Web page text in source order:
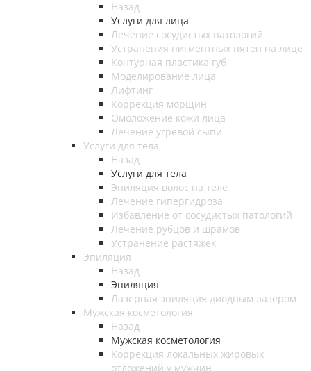
Назад
Услуги для лица
Лечение сосудистых патологий
Устранения пигментных пятен на лице
Контурная пластика губ
Моделирование лица
Лифтинг
Коррекция морщин
Омоложение кожи лица
Лечение угревой сыпи
Услуги для тела
Назад
Услуги для тела
Эпиляция волос на теле
Лечение гипергидроза
Избавление от сосудистых патологий
Лечение рубцов и шрамов
Устранение растяжек
Эпиляция
Назад
Эпиляция
Лазерная эпиляция диодным лазером
Мужская косметология
Назад
Мужская косметология
Коррекция локальных жировых
отложений у мужчин